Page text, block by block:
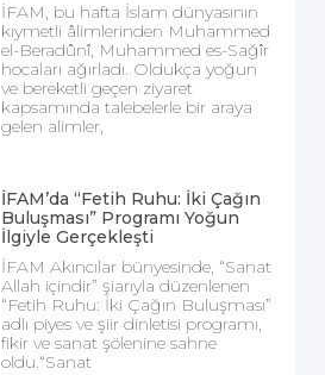
İFAM, bu hafta İslam dünyasının
kıymetli âlimlerinden Muhammed
el-Beradûnî, Muhammed es-Sağîr
hocaları ağırladı. Oldukça yoğun
ve bereketli geçen ziyaret
kapsamında talebelerle bir araya
gelen alimler,
İFAM’da “Fetih Ruhu: İki Çağın
Buluşması” Programı Yoğun
İlgiyle Gerçekleşti
İFAM Akıncılar bünyesinde, “Sanat
Allah içindir” şiarıyla düzenlenen
“Fetih Ruhu: İki Çağın Buluşması”
adlı piyes ve şiir dinletisi programı,
fikir ve sanat şölenine sahne
oldu.“Sanat